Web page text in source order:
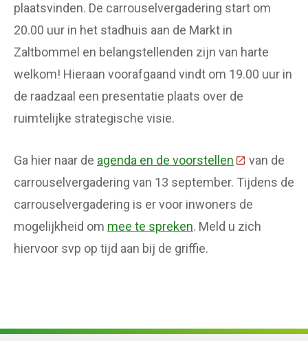
plaatsvinden. De carrouselvergadering start om
20.00 uur in het stadhuis aan de Markt in
Zaltbommel en belangstellenden zijn van harte
welkom! Hieraan voorafgaand vindt om 19.00 uur in
de raadzaal een presentatie plaats over de
ruimtelijke strategische visie.
Ga hier naar de agenda en de voorstellen (Deze link
van de
carrouselvergadering van 13 september. Tijdens de
carrouselvergadering is er voor inwoners de
mogelijkheid om mee te spreken. Meld u zich
hiervoor svp op tijd aan bij de griffie.